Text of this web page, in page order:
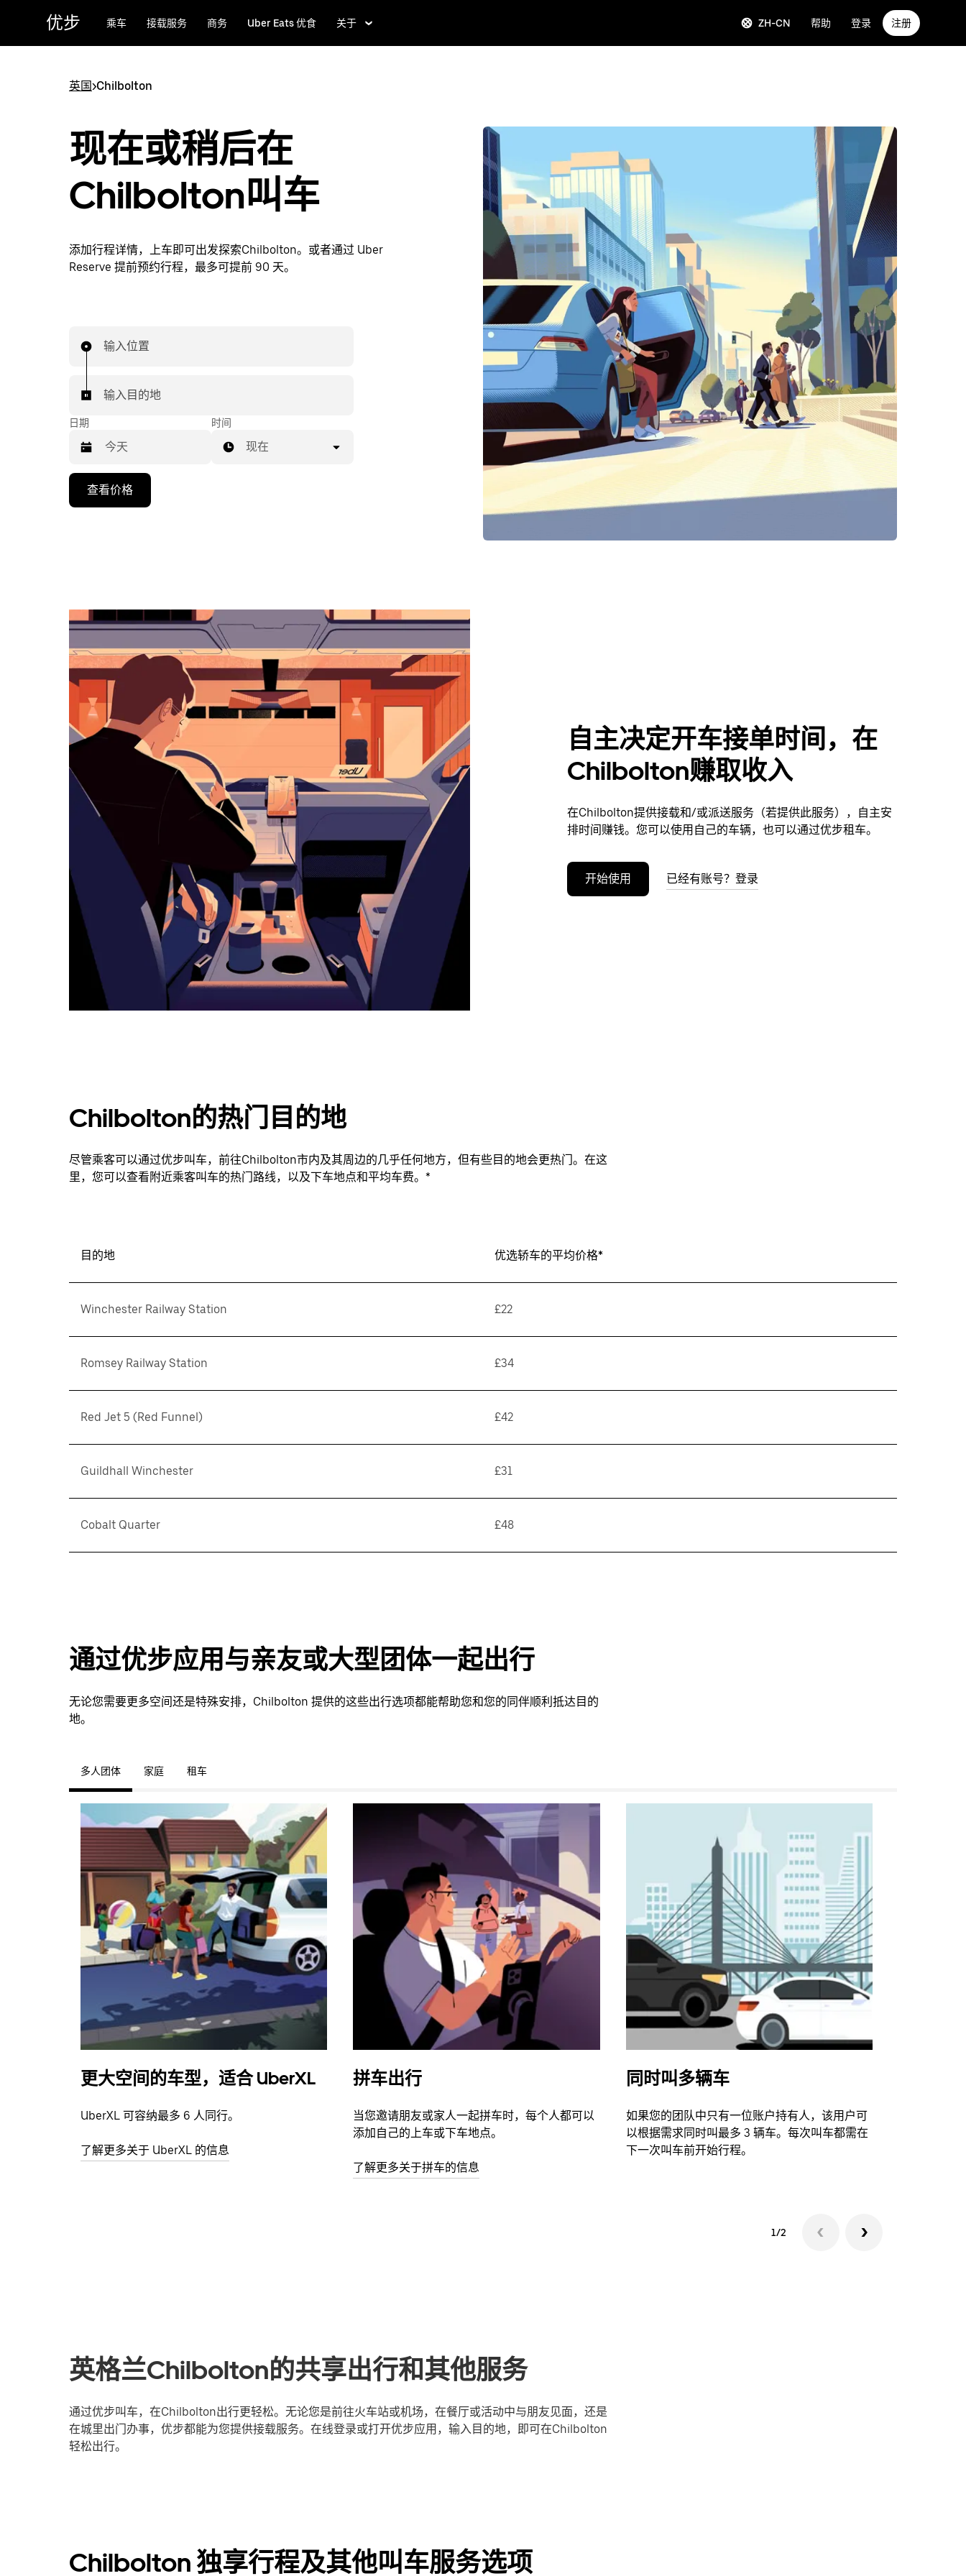
优步 乘车 接载服务 商务 Uber Eats 优食 关于 ZH-CN 帮助 登录 注册
英国>Chilbolton
现在或稍后在
Chilbolton叫车
添加行程详情，上车即可出发探索Chilbolton。或者通过 Uber
Reserve 提前预约行程，最多可提前 90 天。
输入位置
输入目的地
日期
向
览
历
日
期。
退
日
历。
时间
现在
查看价格
自主决定开车接单时间，在
Chilbolton赚取收入
在Chilbolton提供接载和/或派送服务（若提供此服务），自主安
排时间赚钱。您可以使用自己的车辆，也可以通过优步租车。
开始使用 已经有账号？登录
Chilbolton的热门目的地
尽管乘客可以通过优步叫车，前往Chilbolton市内及其周边的几乎任何地方，但有些目的地会更热门。在这
里，您可以查看附近乘客叫车的热门路线，以及下车地点和平均车费。*
目的地 优选轿车的平均价格*
Winchester Railway Station £22
Romsey Railway Station £34
Red Jet 5 (Red Funnel) £42
Guildhall Winchester £31
Cobalt Quarter £48
通过优步应用与亲友或大型团体一起出行
无论您需要更多空间还是特殊安排，Chilbolton 提供的这些出行选项都能帮助您和您的同伴顺利抵达目的
地。
多人团体 家庭 租车
更大空间的车型，适合 UberXL
UberXL 可容纳最多 6 人同行。
了解更多关于 UberXL 的信息
拼车出行
当您邀请朋友或家人一起拼车时，每个人都可以
添加自己的上车或下车地点。
了解更多关于拼车的信息
同时叫多辆车
如果您的团队中只有一位账户持有人，该用户可
以根据需求同时叫最多 3 辆车。每次叫车都需在
下一次叫车前开始行程。
1/2
英格兰Chilbolton的共享出行和其他服务
通过优步叫车，在Chilbolton出行更轻松。无论您是前往火车站或机场，在餐厅或活动中与朋友见面，还是
在城里出门办事，优步都能为您提供接载服务。在线登录或打开优步应用，输入目的地，即可在Chilbolton
轻松出行。
Chilbolton 独享行程及其他叫车服务选项